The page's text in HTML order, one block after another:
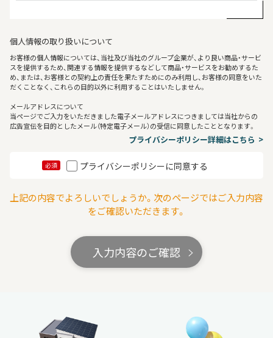
個人情報の取り扱いについて
お客様の個人情報については、当社及び当社のグループ企業が、より良い商品・サービ
スを提供するため、関連する情報を提供するなどして商品・サービスをお勧めするた
め、または、お客様との契約上の責任を果たすためにのみ利用し、お客様の同意をいた
だくことなく、これらの目的以外に利用することはいたしません。
メールアドレスについて
当ページでご入力をいただきました電子メールアドレスにつきましては当社からの
広告宣伝を目的としたメール（特定電子メール）の受信に同意したこととなります。
プライバシーポリシー詳細はこちら
必須 プライバシーポリシーに同意する
上記の内容でよろしいでしょうか。次のページではご入力内容
をご確認いただきます。
入力内容のご確認